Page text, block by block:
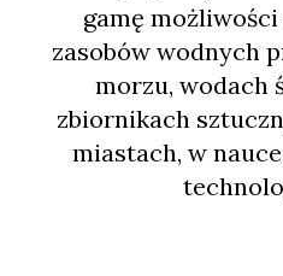
gamę
zasobów wodnych
morzu, wodach
zbiornikach
miastach, w